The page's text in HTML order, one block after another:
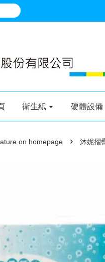
衛生紙 硬體設備
on homepage › 沐妮摺